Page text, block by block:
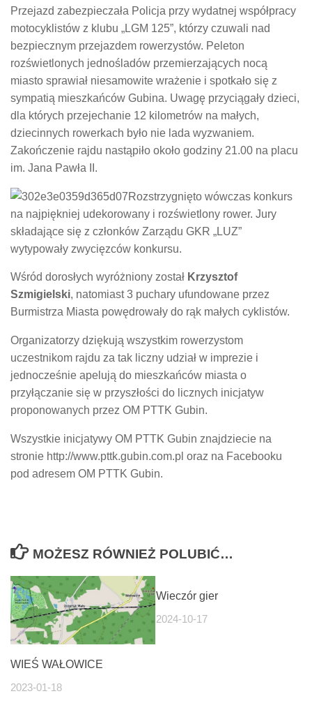
Przejazd zabezpieczała Policja przy wydatnej współpracy
motocyklistów z klubu „LGM 125”, którzy czuwali nad
bezpiecznym przejazdem rowerzystów. Peleton
rozświetlonych jednośladów przemierzających nocą
miasto sprawiał niesamowite wrażenie i spotkało się z
sympatią mieszkańców Gubina. Uwagę przyciągały dzieci,
dla których przejechanie 12 kilometrów na małych,
dziecinnych rowerkach było nie lada wyzwaniem.
Zakończenie rajdu nastąpiło około godziny 21.00 na placu
im. Jana Pawła II.
Rozstrzygnięto wówczas konkurs
na najpiękniej udekorowany i rozświetlony rower. Jury
składające się z członków Zarządu GKR „LUZ”
wytypowały zwycięzców konkursu.
Wśród dorosłych wyróżniony został Krzysztof
Szmigielski, natomiast 3 puchary ufundowane przez
Burmistrza Miasta powędrowały do rąk małych cyklistów.
Organizatorzy dziękują wszystkim rowerzystom
uczestnikom rajdu za tak liczny udział w imprezie i
jednocześnie apelują do mieszkańców miasta o
przyłączanie się w przyszłości do licznych inicjatyw
proponowanych przez OM PTTK Gubin.
Wszystkie inicjatywy OM PTTK Gubin znajdziecie na
stronie http://www.pttk.gubin.com.pl oraz na Facebooku
pod adresem OM PTTK Gubin.
MOŻESZ RÓWNIEŻ POLUBIĆ…
WIEŚ WAŁOWICE
2023-01-18
Wieczór gier
2024-10-17